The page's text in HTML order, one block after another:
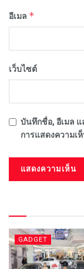
อีเมล *
เว็บไซต์
บันทึกชื่อ, อีเมล
การแสดงความเ
GADGET